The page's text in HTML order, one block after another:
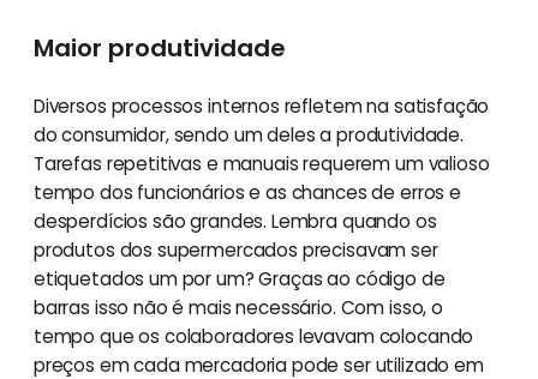
Maior produtividade
Diversos processos internos refletem na satisfação
do consumidor, sendo um deles a produtividade.
Tarefas repetitivas e manuais requerem um valioso
tempo dos funcionários e as chances de erros e
desperdícios são grandes. Lembra quando os
produtos dos supermercados precisavam ser
etiquetados um por um? Graças ao código de
barras isso não é mais necessário. Com isso, o
tempo que os colaboradores levavam colocando
preços em cada mercadoria pode ser utilizado em